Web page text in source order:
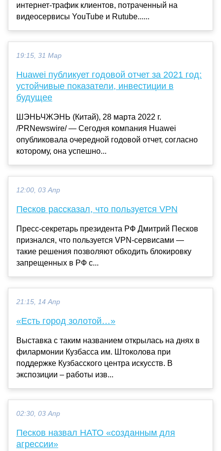
интернет-трафик клиентов, потраченный на
видеосервисы YouTube и Rutube......
19:15, 31 Мар
Huawei публикует годовой отчет за 2021 год:
устойчивые показатели, инвестиции в
будущее
ШЭНЬЧЖЭНЬ (Китай), 28 марта 2022 г.
/PRNewswire/ — Сегодня компания Huawei
опубликовала очередной годовой отчет, согласно
которому, она успешно...
12:00, 03 Апр
Песков рассказал, что пользуется VPN
Пресс-секретарь президента РФ Дмитрий Песков
признался, что пользуется VPN-сервисами —
такие решения позволяют обходить блокировку
запрещенных в РФ с...
21:15, 14 Апр
«Есть город золотой…»
Выставка с таким названием открылась на днях в
филармонии Кузбасса им. Штоколова при
поддержке Кузбасского центра искусств. В
экспозиции – работы изв...
02:30, 03 Апр
Песков назвал НАТО «созданным для
агрессии»